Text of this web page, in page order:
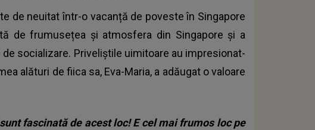
de neuitat într-o vacanță de poveste în Singapore
de frumusețea și atmosfera din Singapore și a
socializare. Priveliștile uimitoare au impresionat-
alături de fiica sa, Eva-Maria, a adăugat o valoare
fascinată de acest loc! E cel mai frumos loc pe